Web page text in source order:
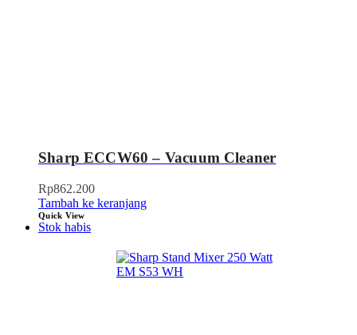
Sharp ECCW60 – Vacuum Cleaner
Rp862.200
Tambah ke keranjang
Quick View
Stok habis